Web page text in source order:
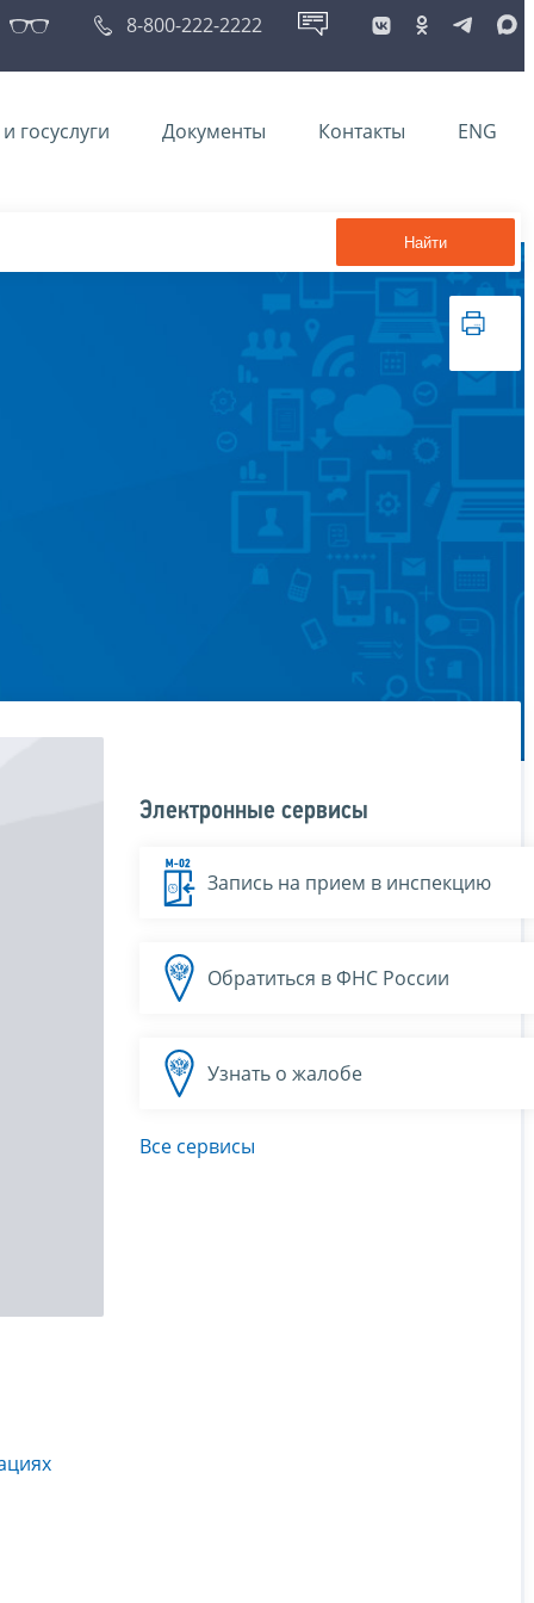
8-800-222-2222
госуслуги Документы Контакты ENG
Найти
Электронные сервисы
Запись на прием в инспекцию
Обратиться в ФНС России
Узнать о жалобе
Все сервисы